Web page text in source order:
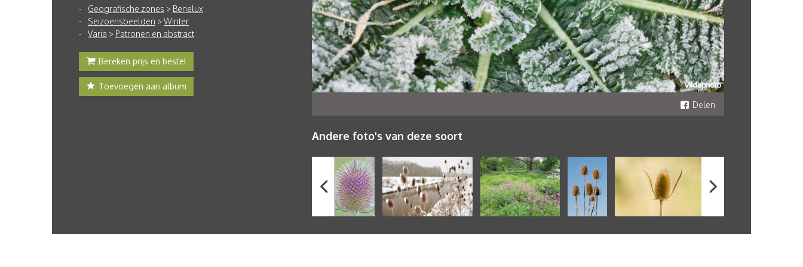
Geografische zones > Benelux
Seizoensbeelden >Winter
Varia > Patronen en abstract
Bereken prijs en bestel
Toevoegen aan album
Delen
Andere foto's van deze soort